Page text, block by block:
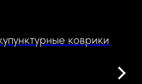
коврики